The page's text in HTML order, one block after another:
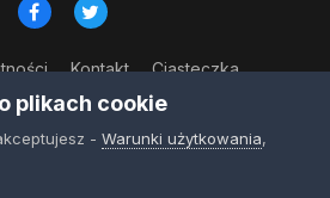
Kontakt Ciasteczka
© Copyright 2023
by Invision Community
plikach cookie
- Warunki użytkowania,